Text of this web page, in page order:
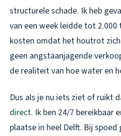
structurele schade. Ik heb
van een week leidde tot
kosten omdat het houtrot
geen angstaanjagende
de realiteit van hoe water en
Dus als je nu iets ziet of ruikt
direct. Ik ben 24/7 bereikbaar
plaatse in heel Delft. Bij